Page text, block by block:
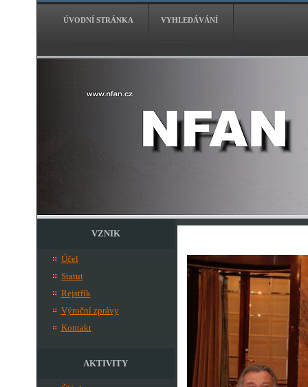
ÚVODNÍ STRÁNKA VYHLEDÁVÁNÍ
VZNIK
Účel
Statut
Rejstřík
Výroční zprávy
Kontakt
AKTIVITY